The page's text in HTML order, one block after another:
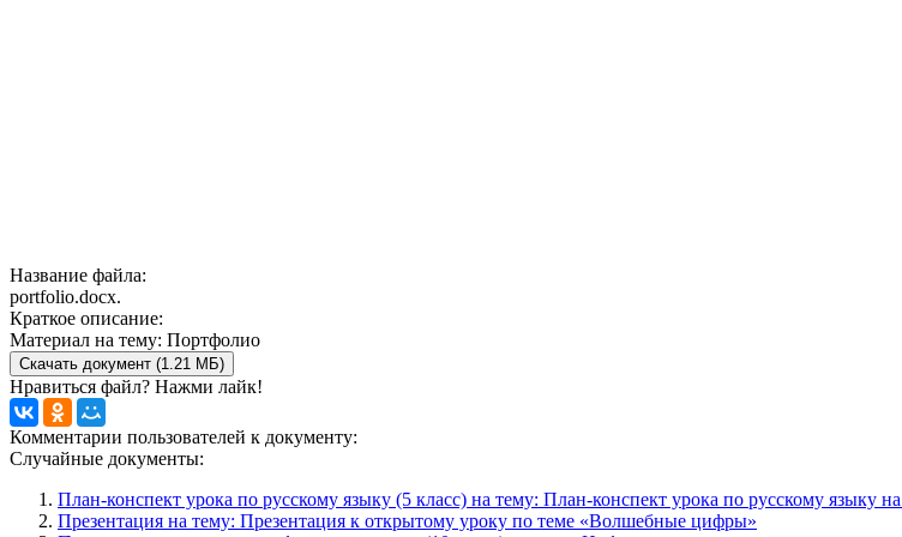
Название файла:
portfolio.docx.
Краткое описание:
Материал на тему: Портфолио
Скачать документ (1.21 МБ)
Нравиться файл? Нажми лайк!
Комментарии пользователей к документу:
Случайные документы:
План-конспект урока по русскому языку (5 класс) на тему: План-конспект урока по русскому языку
Презентация на тему: Презентация к открытому уроку по теме «Волшебные цифры»